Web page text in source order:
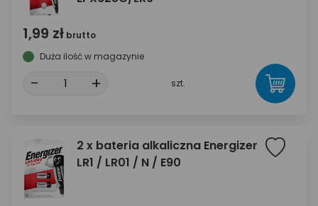
1,99 zł brutto
Duża ilość w magazynie
- + szt.
2 x bateria alkaliczna Energizer
LR1 / LR01 / N / E90